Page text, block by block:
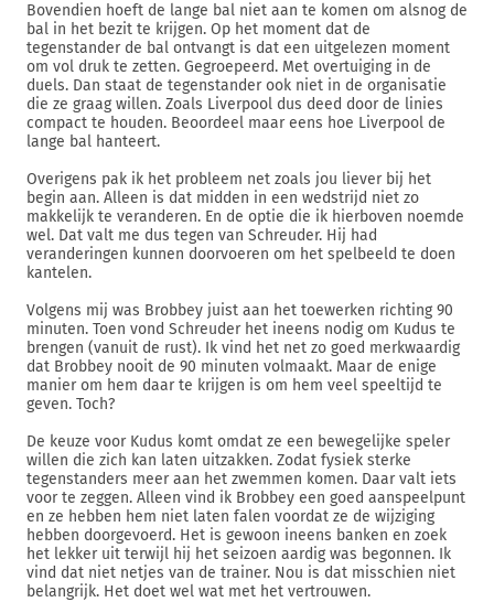
Bovendien hoeft de lange bal niet aan te komen om alsnog de
bal in het bezit te krijgen. Op het moment dat de
tegenstander de bal ontvangt is dat een uitgelezen moment
om vol druk te zetten. Gegroepeerd. Met overtuiging in de
duels. Dan staat de tegenstander ook niet in de organisatie
die ze graag willen. Zoals Liverpool dus deed door de linies
compact te houden. Beoordeel maar eens hoe Liverpool de
lange bal hanteert.
Overigens pak ik het probleem net zoals jou liever bij het
begin aan. Alleen is dat midden in een wedstrijd niet zo
makkelijk te veranderen. En de optie die ik hierboven noemde
wel. Dat valt me dus tegen van Schreuder. Hij had
veranderingen kunnen doorvoeren om het spelbeeld te doen
kantelen.
Volgens mij was Brobbey juist aan het toewerken richting 90
minuten. Toen vond Schreuder het ineens nodig om Kudus te
brengen (vanuit de rust). Ik vind het net zo goed merkwaardig
dat Brobbey nooit de 90 minuten volmaakt. Maar de enige
manier om hem daar te krijgen is om hem veel speeltijd te
geven. Toch?
De keuze voor Kudus komt omdat ze een bewegelijke speler
willen die zich kan laten uitzakken. Zodat fysiek sterke
tegenstanders meer aan het zwemmen komen. Daar valt iets
voor te zeggen. Alleen vind ik Brobbey een goed aanspeelpunt
en ze hebben hem niet laten falen voordat ze de wijziging
hebben doorgevoerd. Het is gewoon ineens banken en zoek
het lekker uit terwijl hij het seizoen aardig was begonnen. Ik
vind dat niet netjes van de trainer. Nou is dat misschien niet
belangrijk. Het doet wel wat met het vertrouwen.